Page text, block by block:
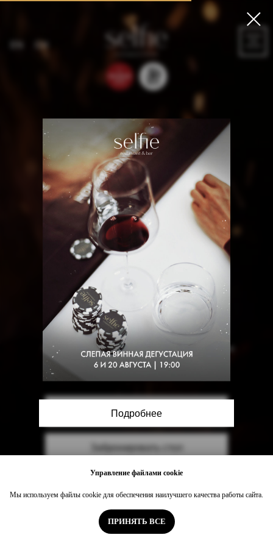
CH
Москва, Новинский бульвар, 31
Меню Доставка Банкеты
-20%
на самовывоз
Позвонить
Забронировать стол
Подробнее
Управление файлами cookie
Мы используем файлы cookie для обеспечения наилучшего качества работы сайта.
ПРИНЯТЬ ВСЕ